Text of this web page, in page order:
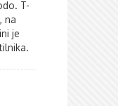
T-
na
je